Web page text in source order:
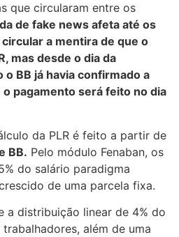
que circularam entre os
de fake news afeta até os
a mentira de que o
mas desde o dia da
BB já havia confirmado a
pagamento será feito no dia
da PLR é feito a partir de
BB. Pelo módulo Fenaban, os
do salário paradigma
de uma parcela fixa.
a distribuição linear de 4% do
além de uma